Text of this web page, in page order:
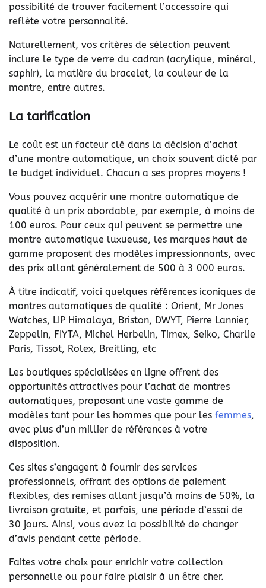
possibilité de trouver facilement l’accessoire qui
reflète votre personnalité.
Naturellement, vos critères de sélection peuvent
inclure le type de verre du cadran (acrylique, minéral,
saphir), la matière du bracelet, la couleur de la
montre, entre autres.
La tarification
Le coût est un facteur clé dans la décision d’achat
d’une montre automatique, un choix souvent dicté par
le budget individuel. Chacun a ses propres moyens !
Vous pouvez acquérir une montre automatique de
qualité à un prix abordable, par exemple, à moins de
100 euros. Pour ceux qui peuvent se permettre une
montre automatique luxueuse, les marques haut de
gamme proposent des modèles impressionnants, avec
des prix allant généralement de 500 à 3 000 euros.
À titre indicatif, voici quelques références iconiques de
montres automatiques de qualité : Orient, Mr Jones
Watches, LIP Himalaya, Briston, DWYT, Pierre Lannier,
Zeppelin, FIYTA, Michel Herbelin, Timex, Seiko, Charlie
Paris, Tissot, Rolex, Breitling, etc
Les boutiques spécialisées en ligne offrent des
opportunités attractives pour l’achat de montres
automatiques, proposant une vaste gamme de
modèles tant pour les hommes que pour les femmes,
avec plus d’un millier de références à votre
disposition.
Ces sites s’engagent à fournir des services
professionnels, offrant des options de paiement
flexibles, des remises allant jusqu’à moins de 50%, la
livraison gratuite, et parfois, une période d’essai de
30 jours. Ainsi, vous avez la possibilité de changer
d’avis pendant cette période.
Faites votre choix pour enrichir votre collection
personnelle ou pour faire plaisir à un être cher.